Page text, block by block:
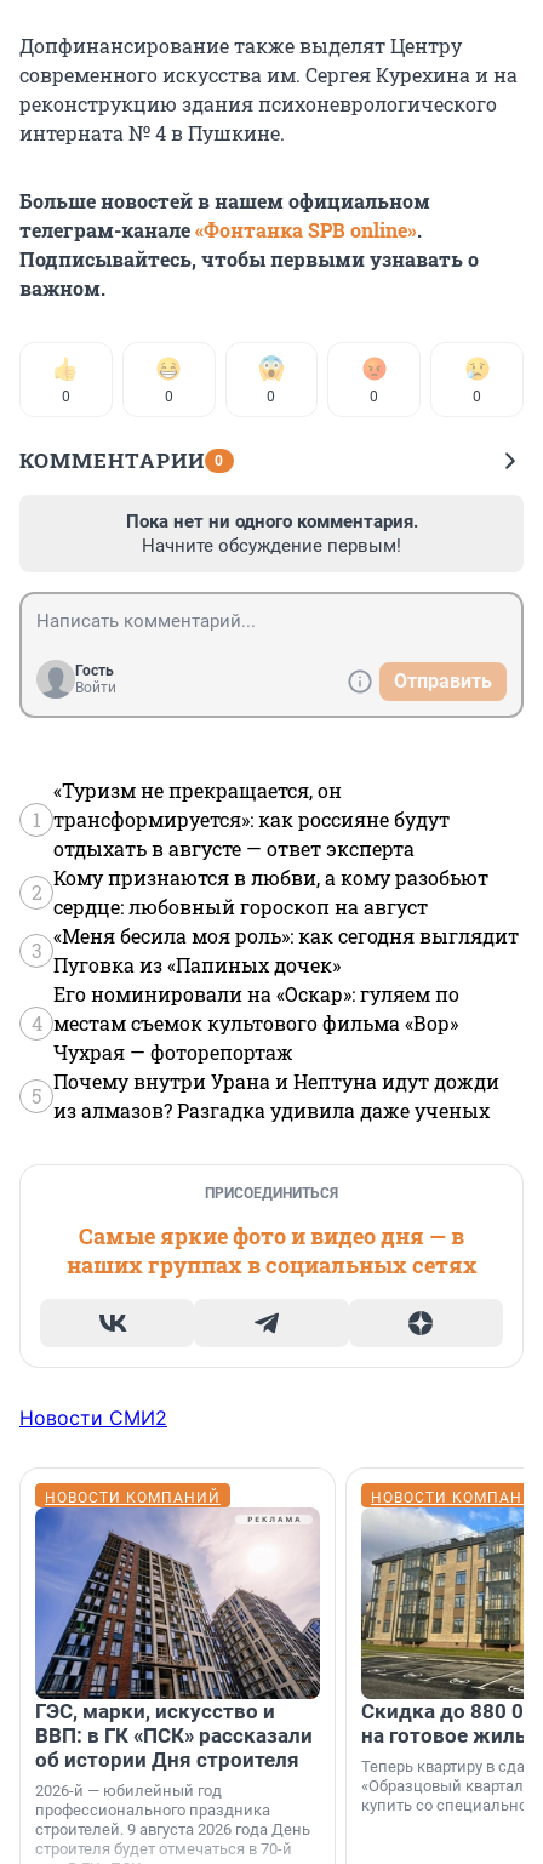
Допфинансирование также выделят Центру
современного искусства им. Сергея Курехина и на
реконструкцию здания психоневрологического
интерната № 4 в Пушкине.
Больше новостей в нашем официальном
телеграм-канале«Фонтанка SPB online».
Подписывайтесь, чтобы первыми узнавать о
важном.
0 0 0 0 0
КОММЕНТАРИИ 0
Пока нет ни одного комментария.
Начните обсуждение первым!
Гость
Войти
Отправить
1
«Туризм не прекращается, он
трансформируется»: как россияне будут
отдыхать в августе — ответ эксперта
2
Кому признаются в любви, а кому разобьют
сердце: любовный гороскоп на август
3
«Меня бесила моя роль»: как сегодня выглядит
Пуговка из «Папиных дочек»
4
Его номинировали на «Оскар»: гуляем по
местам съемок культового фильма «Вор»
Чухрая — фоторепортаж
5
Почему внутри Урана и Нептуна идут дожди
из алмазов? Разгадка удивила даже ученых
ПРИСОЕДИНИТЬСЯ
Самые яркие фото и видео дня — в
наших группах в социальных сетях
Новости СМИ2
НОВОСТИ КОМПАНИЙ
ГЭС, марки, искусство и
ВВП: в ГК «ПСК» рассказали
об истории Дня строителя
2026-й — юбилейный год
профессионального праздника
строителей. 9 августа 2026 года День
строителя будет отмечаться в 70-й
НОВОСТИ
Скидка до 880
на готовое
Теперь квартиру в
«Образцовый квартал
купить со специальной